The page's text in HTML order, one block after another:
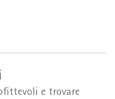
e trovare